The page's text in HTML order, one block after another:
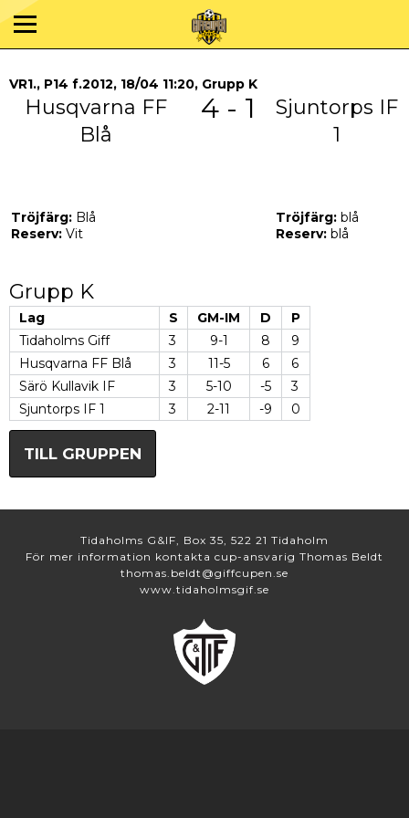
VR1., P14 f.2012, 18/04 11:20, Grupp K
Husqvarna FF
Blå
4 - 1
Sjuntorps IF
1
Tröjfärg: Blå
Reserv: Vit
Tröjfärg: blå
Reserv: blå
Grupp K
Lag S GM-IM D
P
Tidaholms Giff
3 9-1 8
9
Husqvarna FF Blå
3 11-5 6
6
Särö Kullavik IF
3 5-10 -5
3
Sjuntorps IF 1
3 2-11 -9 0
TILL GRUPPEN
Tidaholms G&IF, Box 35, 522 21 Tidaholm
För mer information kontakta cup-ansvarig Thomas Beldt
thomas.beldt@giffcupen.se
www.tidaholmsgif.se